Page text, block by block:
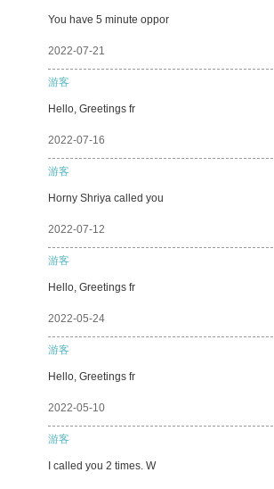
You have 5 minute oppor
2022-07-21
游客
Hello, Greetings fr
2022-07-16
游客
Horny Shriya called you
2022-07-12
游客
Hello, Greetings fr
2022-05-24
游客
Hello, Greetings fr
2022-05-10
游客
I called you 2 times. W